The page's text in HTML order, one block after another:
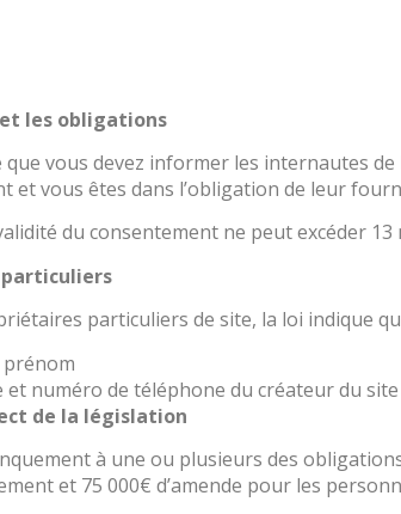
les obligations
que vous devez informer les internautes
et vous êtes dans l’obligation de leur
du consentement ne peut excéder 13
particuliers
particuliers de site, la loi indique
et numéro de téléphone du créateur du
de la législation
à une ou plusieurs des
et 75 000€ d’amende pour les